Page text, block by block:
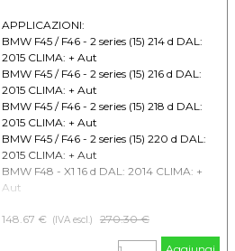
APPLICAZIONI:
BMW F45 / F46 - 2 series (15) 214 d DAL:
2015 CLIMA: + Aut
BMW F45 / F46 - 2 series (15) 216 d DAL:
2015 CLIMA: + Aut
BMW F45 / F46 - 2 series (15) 218 d DAL:
2015 CLIMA: + Aut
BMW F45 / F46 - 2 series (15) 220 d DAL:
2015 CLIMA: + Aut
BMW F48 - X1 16 d DAL: 2014 CLIMA: +
Aut
Aut
MINI Countryman F60 (2016) Cooper D
148.67 € (IVA escl.) Prezzo senza sconto
270.30 €